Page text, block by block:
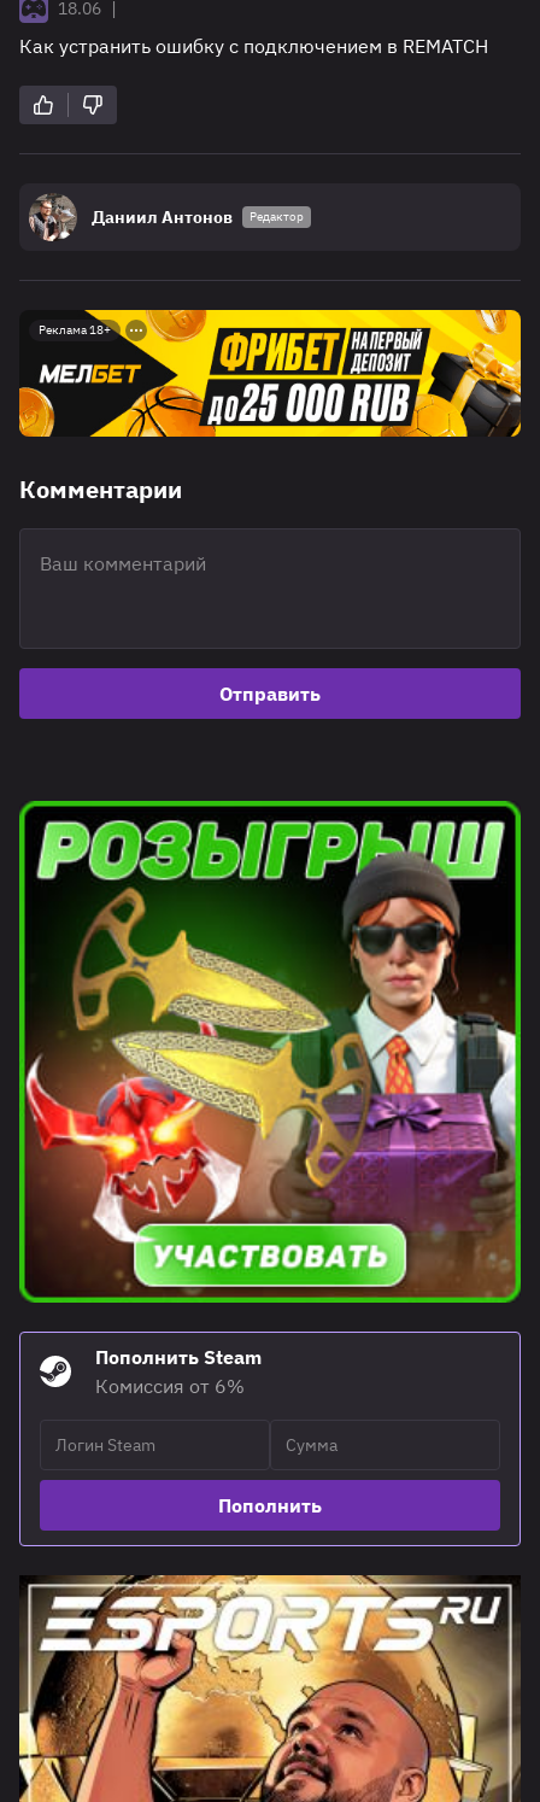
18.06 |
Как устранить ошибку с подключением в REMATCH
Даниил Антонов Редактор
Реклама 18+
Комментарии
Отправить
Пополнить Steam
Комиссия от 6%
Пополнить